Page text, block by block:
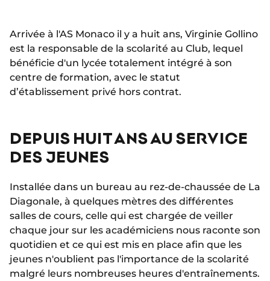
Arrivée à l'AS Monaco il y a huit ans, Virginie Gollino
est la responsable de la scolarité au Club, lequel
bénéficie d'un lycée totalement intégré à son
centre de formation, avec le statut
d’établissement privé hors contrat.
DEPUIS HUIT ANS AU SERVICE
DES JEUNES
Installée dans un bureau au rez-de-chaussée de La
Diagonale, à quelques mètres des différentes
salles de cours, celle qui est chargée de veiller
chaque jour sur les académiciens nous raconte son
quotidien et ce qui est mis en place afin que les
jeunes n'oublient pas l'importance de la scolarité
malgré leurs nombreuses heures d'entraînements.